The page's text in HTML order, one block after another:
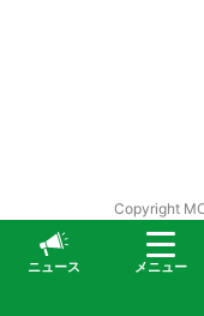
ニュース メニュー
Copyright